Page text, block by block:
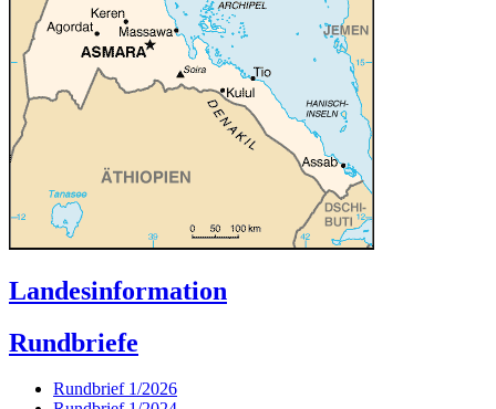
Landesinformation
Rundbriefe
Rundbrief 1/2026